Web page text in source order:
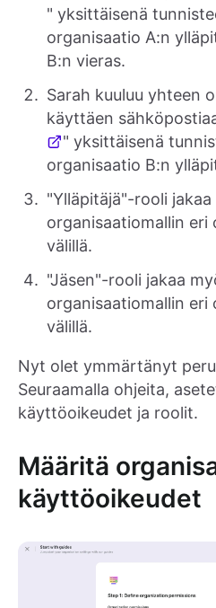
" yksittäisenä
organisaatio A:n
B:n vieras.
Sarah kuuluu yhteen
käyttäen
" yksittäisenä
organisaatio B:n
"Ylläpitäjä"-rooli jakaa
organisaatiomallin eri
välillä.
"Jäsen"-rooli jakaa
organisaatiomallin eri
välillä.
Nyt olet ymmärtänyt
Seuraamalla ohjeita,
käyttöoikeudet ja roolit.
Määritä
käyttöoikeudet